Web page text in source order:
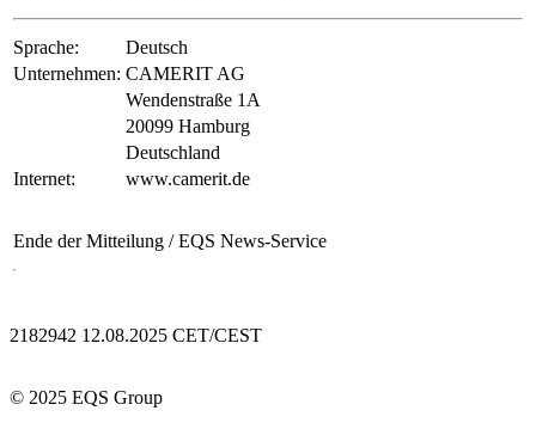
Sprache:
Deutsch
Unternehmen: CAMERIT AG
Wendenstraße 1A
20099 Hamburg
Deutschland
Internet:
www.camerit.de
Ende der Mitteilung / EQS News-Service
2182942 12.08.2025 CET/CEST
© 2025 EQS Group